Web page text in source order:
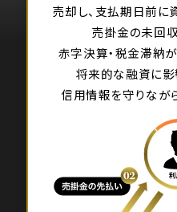
売却し、支払期日前に
売掛金の未回収
赤字決算・税金滞納
将来的な融資に影
信用情報を守りなが